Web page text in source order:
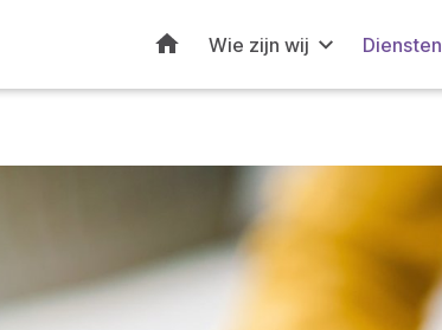
Home Wie zijn wij Diensten